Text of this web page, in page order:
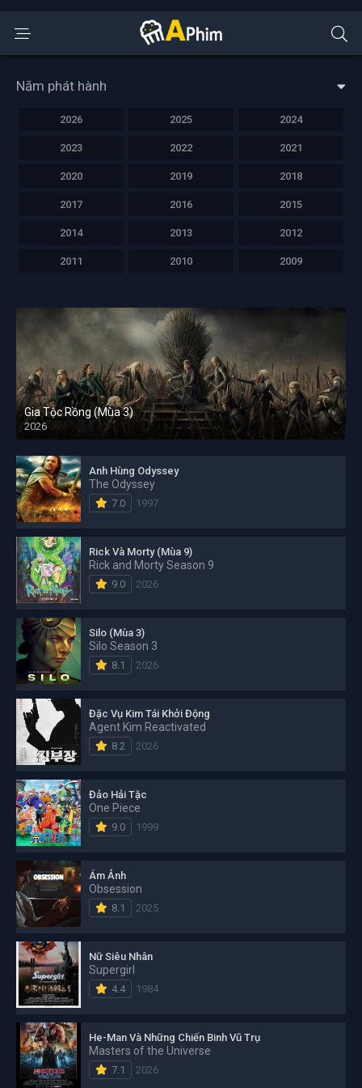
Năm phát hành
2026 2025 2024
2023 2022 2021
2020 2019 2018
2017 2016 2015
2014 2013 2012
2011 2010 2009
Gia Tộc Rồng (Mùa 3)
2026
Anh Hùng Odyssey
The Odyssey
7.0 1997
Rick Và Morty (Mùa 9)
Rick and Morty Season 9
9.0 2026
Silo (Mùa 3)
Silo Season 3
8.1 2026
Đặc Vụ Kim Tái Khởi Động
Agent Kim Reactivated
8.2 2026
Đảo Hải Tặc
One Piece
9.0 1999
Ám Ảnh
Obsession
8.1 2025
Nữ Siêu Nhân
Supergirl
4.4 1984
He-Man Và Những Chiến Binh Vũ Trụ
Masters of the Universe
7.1 2026